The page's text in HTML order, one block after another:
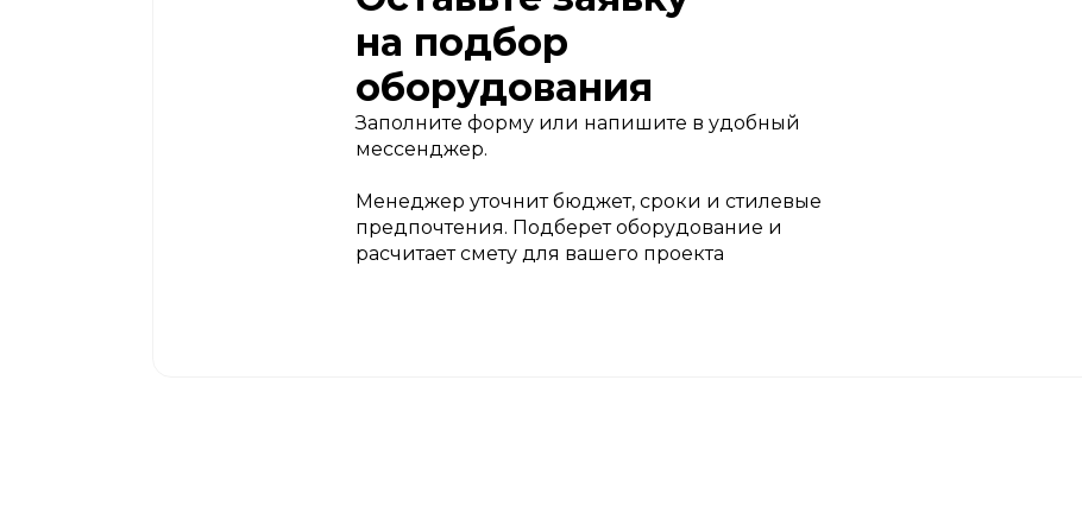
на подбор
оборудования
Заполните форму или напишите в удобный
мессенджер.
Менеджер уточнит бюджет, сроки и стилевые
предпочтения. Подберет оборудование и
расчитает смету для вашего проекта